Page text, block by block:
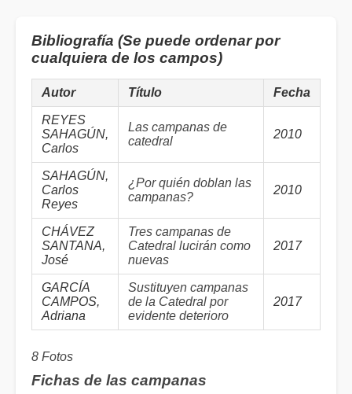
Bibliografía (Se puede ordenar por
cualquiera de los campos)
Autor Título Fecha
REYES
SAHAGÚN,
Carlos
Las campanas de
catedral
2010
SAHAGÚN,
Carlos
Reyes
¿Por quién doblan las
campanas?
2010
CHÁVEZ
SANTANA,
José
Tres campanas de
Catedral lucirán como
nuevas
2017
GARCÍA
CAMPOS,
Adriana
Sustituyen campanas
de la Catedral por
evidente deterioro
2017
8 Fotos
Fichas de las campanas